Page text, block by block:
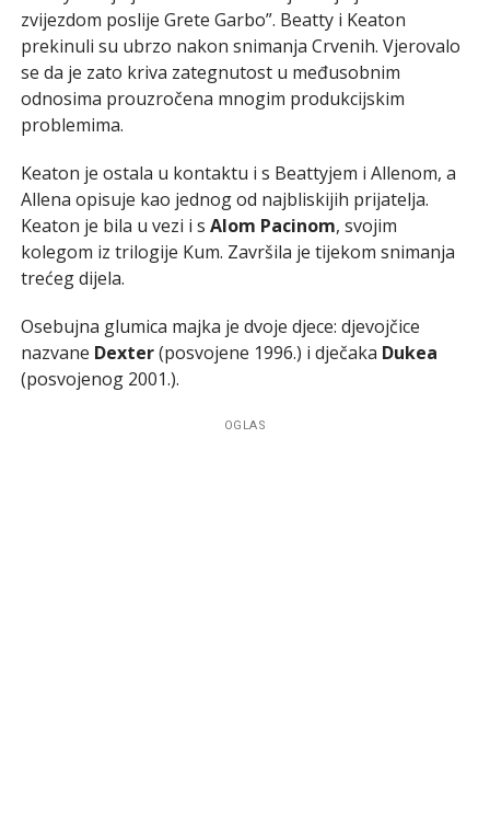
zvijezdom poslije Grete Garbo”. Beatty i Keaton
prekinuli su ubrzo nakon snimanja Crvenih. Vjerovalo
se da je zato kriva zategnutost u međusobnim
odnosima prouzročena mnogim produkcijskim
problemima.
Keaton je ostala u kontaktu i s Beattyjem i Allenom, a
Allena opisuje kao jednog od najbliskijih prijatelja.
Keaton je bila u vezi i s Alom Pacinom, svojim
kolegom iz trilogije Kum. Završila je tijekom snimanja
trećeg dijela.
Osebujna glumica majka je dvoje djece: djevojčice
nazvane Dexter(posvojene 1996.) i dječaka Dukea
(posvojenog 2001.).
OGLAS